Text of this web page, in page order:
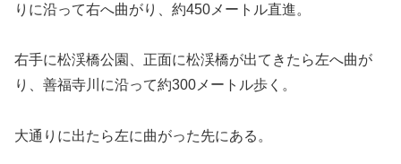
りに沿って右へ曲がり、約450メートル直進。
右手に松渓橋公園、正面に松渓橋が出てきたら左へ曲が
り、善福寺川に沿って約300メートル歩く。
大通りに出たら左に曲がった先にある。